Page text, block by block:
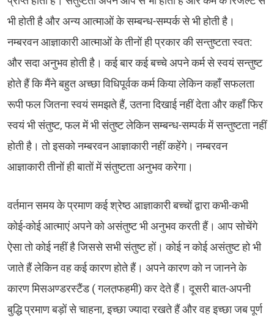
भी होती है और अन्य आत्माओं के सम्बन्ध-सम्पर्क से भी होती है।
नम्बरवन आज्ञाकारी आत्माओं के तीनों ही प्रकार की सन्तुष्टता स्वत:
और सदा अनुभव होती है। कई बार कई बच्चे अपने कर्म से स्वयं सन्तुष्ट
होते हैं कि मैंने बहुत अच्छा विधिपूर्वक कर्म किया लेकिन कहाँ सफलता
रूपी फल जितना स्वयं समझते हैं, उतना दिखाई नहीं देता और कहाँ फिर
स्वयं भी संतुष्ट, फल में भी संतुष्ट लेकिन सम्बन्ध-सम्पर्क में सन्तुष्टता नहीं
होती है। तो इसको नम्बरवन आज्ञाकारी नहीं कहेंगे। नम्बरवन
आज्ञाकारी तीनों ही बातों में संतुष्टता अनुभव करेगा।
वर्तमान समय के प्रमाण कई श्रेष्ठ आज्ञाकारी बच्चों द्वारा कभी-कभी
कोई-कोई आत्माएं अपने को असंतुष्ट भी अनुभव करती हैं। आप सोचेंगे
ऐसा तो कोई नहीं है जिससे सभी संतुष्ट हों। कोई न कोई असंतुष्ट हो भी
जाते हैं लेकिन वह कई कारण होते हैं। अपने कारण को न जानने के
कारण मिसअण्डरस्टैंड ( गलत़फहमी) कर देते हैं। दूसरी बात-अपनी
बुद्धि प्रमाण बड़ों से चाहना, इच्छा ज्यादा रखते हैं और वह इच्छा जब पूर्ण